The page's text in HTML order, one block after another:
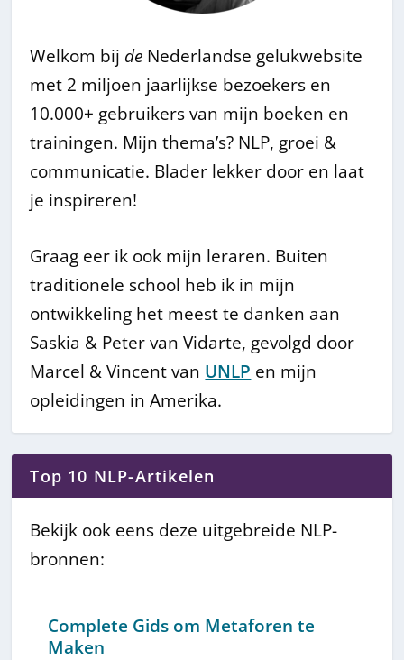
Welkom bij de Nederlandse gelukwebsite
met 2 miljoen jaarlijkse bezoekers en
10.000+ gebruikers van mijn boeken en
trainingen. Mijn thema’s? NLP, groei &
communicatie. Blader lekker door en laat
je inspireren!
Graag eer ik ook mijn leraren. Buiten
traditionele school heb ik in mijn
ontwikkeling het meest te danken aan
Saskia & Peter van Vidarte, gevolgd door
Marcel & Vincent van UNLP en mijn
opleidingen in Amerika.
Top 10 NLP-Artikelen
Bekijk ook eens deze uitgebreide NLP-
bronnen:
Complete Gids om Metaforen te
Maken